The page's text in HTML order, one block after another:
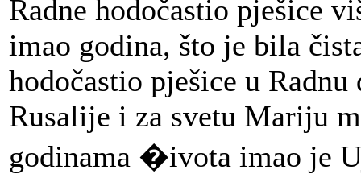
Radne hodočastio pješice
imao godina, što je bila
hodočastio pješice u
Rusalije i za svetu Mariju
godinama �ivota imao je